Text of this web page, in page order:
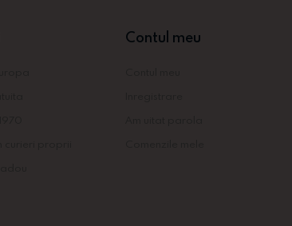
Contul meu